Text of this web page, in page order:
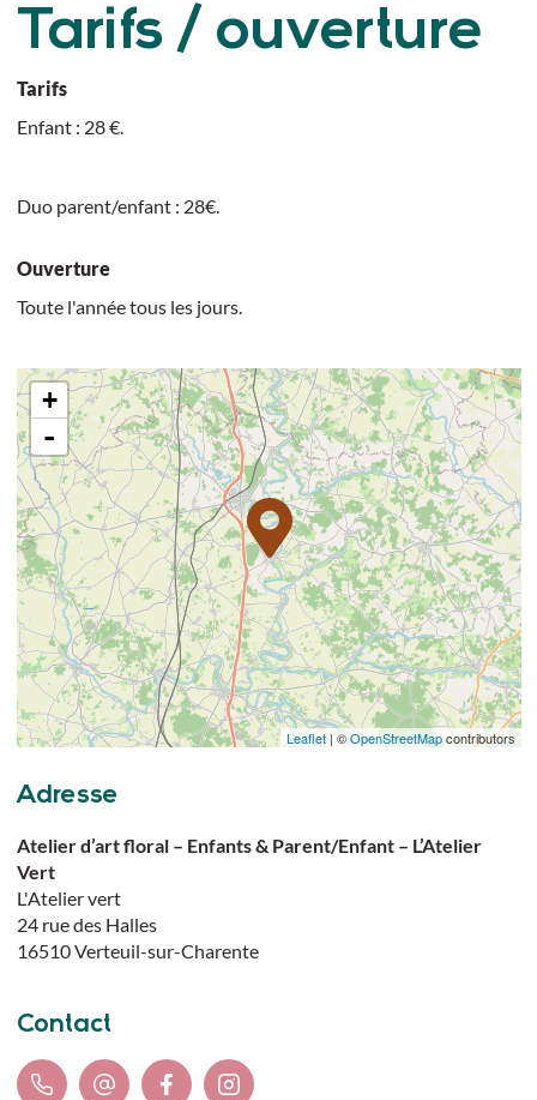
Tarifs / ouverture
Tarifs
Enfant : 28 €.
Duo parent/enfant : 28€.
Ouverture
Toute l'année tous les jours.
+
-
Leaflet| ©OpenStreetMapcontributors
Adresse
Atelier d’art floral – Enfants & Parent/Enfant – L’Atelier
Vert
L'Atelier vert
24 rue des Halles
16510Verteuil-sur-Charente
Contact